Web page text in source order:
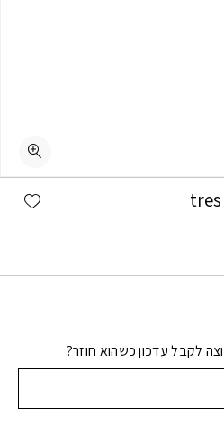
לקבל עדכון כשהוא חוזר?